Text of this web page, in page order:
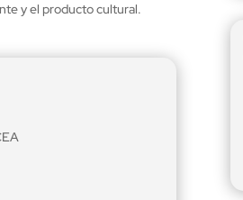
y el producto cultural.